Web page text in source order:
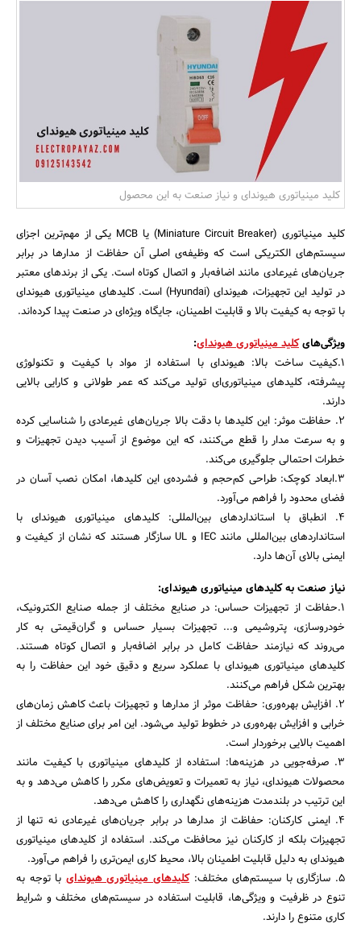
جستجو
کلید مینیاتوری هیوندای و نیاز صنعت به این محصول
کلید مینیاتوری (Miniature Circuit Breaker) یا MCB یکی از مهم‌ترین اجزای
سیستم‌های الکتریکی است که وظیفه‌ی اصلی آن حفاظت از مدارها در برابر
جریان‌های غیرعادی مانند اضافه‌بار و اتصال کوتاه است. یکی از برندهای معتبر
در تولید این تجهیزات، هیوندای (Hyundai) است. کلیدهای مینیاتوری هیوندای
با توجه به کیفیت بالا و قابلیت اطمینان، جایگاه ویژه‌ای در صنعت پیدا کرده‌اند.
ویژگی‌هایکلید مینیاتوری هیوندای:
1.کیفیت ساخت بالا: هیوندای با استفاده از مواد با کیفیت و تکنولوژی
پیشرفته، کلیدهای مینیاتوری‌ای تولید می‌کند که عمر طولانی و کارایی بالایی
دارند.
2. حفاظت موثر: این کلیدها با دقت بالا جریان‌های غیرعادی را شناسایی کرده
و به سرعت مدار را قطع می‌کنند، که این موضوع از آسیب دیدن تجهیزات و
خطرات احتمالی جلوگیری می‌کند.
3.ابعاد کوچک: طراحی کم‌حجم و فشرده‌ی این کلیدها، امکان نصب آسان در
فضای محدود را فراهم می‌آورد.
4. انطباق با استانداردهای بین‌المللی: کلیدهای مینیاتوری هیوندای با
استانداردهای بین‌المللی مانند IEC و UL سازگار هستند که نشان از کیفیت و
ایمنی بالای آن‌ها دارد.
نیاز صنعت به کلیدهای مینیاتوری هیوندای:
1.حفاظت از تجهیزات حساس: در صنایع مختلف از جمله صنایع الکترونیک،
خودروسازی، پتروشیمی و... تجهیزات بسیار حساس و گران‌قیمتی به کار
می‌روند که نیازمند حفاظت کامل در برابر اضافه‌بار و اتصال کوتاه هستند.
کلیدهای مینیاتوری هیوندای با عملکرد سریع و دقیق خود این حفاظت را به
بهترین شکل فراهم می‌کنند.
2. افزایش بهره‌وری: حفاظت موثر از مدارها و تجهیزات باعث کاهش زمان‌های
خرابی و افزایش بهره‌وری در خطوط تولید می‌شود. این امر برای صنایع مختلف از
اهمیت بالایی برخوردار است.
3. صرفه‌جویی در هزینه‌ها: استفاده از کلیدهای مینیاتوری با کیفیت مانند
محصولات هیوندای، نیاز به تعمیرات و تعویض‌های مکرر را کاهش می‌دهد و به
این ترتیب در بلندمدت هزینه‌های نگهداری را کاهش می‌دهد.
4. ایمنی کارکنان: حفاظت از مدارها در برابر جریان‌های غیرعادی نه تنها از
تجهیزات بلکه از کارکنان نیز محافظت می‌کند. استفاده از کلیدهای مینیاتوری
هیوندای به دلیل قابلیت اطمینان بالا، محیط کاری ایمن‌تری را فراهم می‌آورد.
5. سازگاری با سیستم‌های مختلف:
کلیدهای مینیاتوری هیوندایبا توجه به
تنوع در ظرفیت و ویژگی‌ها، قابلیت استفاده در سیستم‌های مختلف و شرایط
کاری متنوع را دارند.